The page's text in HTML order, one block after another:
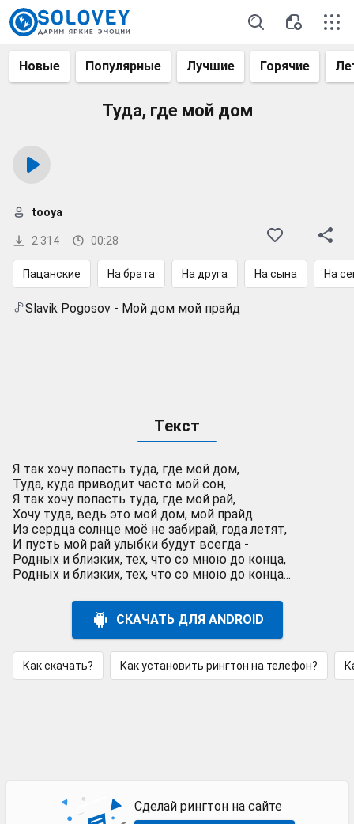
Новые Популярные Лучшие Горячие
Туда, где мой дом
2 314 00:28
tooya
Пацанские На брата На друга На сына На
Slavik Pogosov - Мой дом мой прайд
Текст
Я так хочу попасть туда, где мой дом,
Туда, куда приводит часто мой сон,
Я так хочу попасть туда, где мой рай,
Хочу туда, ведь это мой дом, мой прайд.
Из сердца солнце моё не забирай, года летят,
И пусть мой рай улыбки будут всегда -
Родных и близких, тех, что со мною до конца,
Родных и близких, тех, что со мною до конца...
СКАЧАТЬ ДЛЯ ANDROID
Как скачать? Как установить рингтон на телефон?
Сделай рингтон на сайте